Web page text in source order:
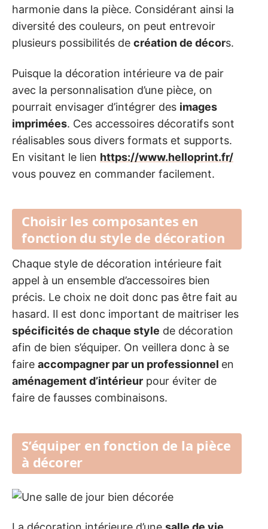
harmonie dans la pièce. Considérant ainsi la
diversité des couleurs, on peut entrevoir
plusieurs possibilités de création de décors.
Puisque la décoration intérieure va de pair
avec la personnalisation d’une pièce, on
pourrait envisager d’intégrer des images
imprimées. Ces accessoires décoratifs sont
réalisables sous divers formats et supports.
En visitant le lien https://www.helloprint.fr/
vous pouvez en commander facilement.
Choisir les composantes en
fonction du style de décoration
Chaque style de décoration intérieure fait
appel à un ensemble d’accessoires bien
précis. Le choix ne doit donc pas être fait au
hasard. Il est donc important de maitriser les
spécificités de chaque style de décoration
afin de bien s’équiper. On veillera donc à se
faire accompagner par un professionnel en
aménagement d’intérieur pour éviter de
faire de fausses combinaisons.
S’équiper en fonction de la pièce
à décorer